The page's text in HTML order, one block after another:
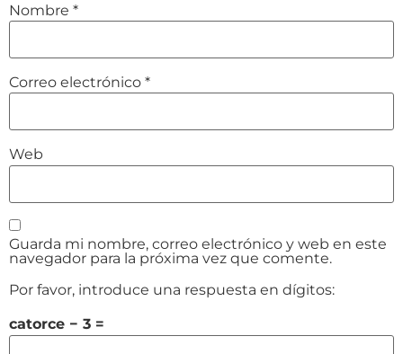
Nombre *
Correo electrónico *
Web
Guarda mi nombre, correo electrónico y web en este
navegador para la próxima vez que comente.
Por favor, introduce una respuesta en dígitos:
catorce − 3 =